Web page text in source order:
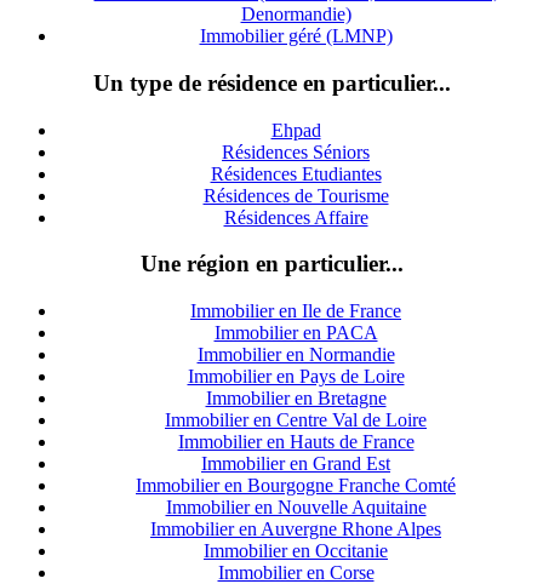
Denormandie)
Immobilier géré (LMNP)
Un type de résidence en particulier...
Ehpad
Résidences Séniors
Résidences Etudiantes
Résidences de Tourisme
Résidences Affaire
Une région en particulier...
Immobilier en Ile de France
Immobilier en PACA
Immobilier en Normandie
Immobilier en Pays de Loire
Immobilier en Bretagne
Immobilier en Centre Val de Loire
Immobilier en Hauts de France
Immobilier en Grand Est
Immobilier en Bourgogne Franche Comté
Immobilier en Nouvelle Aquitaine
Immobilier en Auvergne Rhone Alpes
Immobilier en Occitanie
Immobilier en Corse